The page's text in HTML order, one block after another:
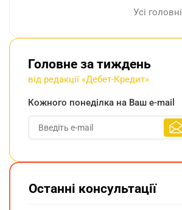
Усі головні
Головне за тиждень
від редакції «Дебет-Кредит»
Кожного понеділка на Ваш e-mail
Останні консультації